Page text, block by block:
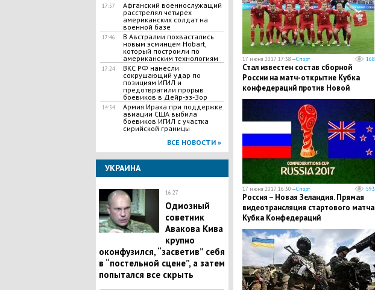
17:57
Афганский военнослужащий
расстрелял четырех
американских солдат на
военной базе
17:46
В Австралии похвастались
новым эсминцем Hobart,
который построили по
американским технологиям
17:24
ВКС РФ нанесли
сокрушающий удар по
позициям ИГИЛ и
предотвратили прорыв
боевиков в Дейр-эз-Зор
14:54
Армия Ирака при поддержке
авиации США выбила
боевиков ИГИЛ с участка
сирийской границы
ВСЕ НОВОСТИ »
УКРАИНА
16:27
Одиозный
советник
Авакова Кива
крупно
оконфузился, “засветив” себя
в “постельной сцене”, а затем
попытался все скрыть
17 июня 2017, 17:38 —Спорт 168
Стал известен состав сборной
России на матч-открытие Кубка
конфедераций против Новой
Зеландии
17 июня 2017, 16:30 —Спорт 593
Россия – Новая Зеландия. Прямая
видеотрансляция стартового матча
Кубка Конфедераций